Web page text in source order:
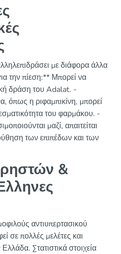
με διάφορα άλλα
την πίεση:** Μπορεί να
δράση του Adalat. -
όπως η ριφαμπικίνη, μπορεί
του φαρμάκου. -
μαζί, απαιτείται
των επιπέδων και των
&
αντιυπερτασικού
σε πολλές μελέτες και
Στατιστικά στοιχεία